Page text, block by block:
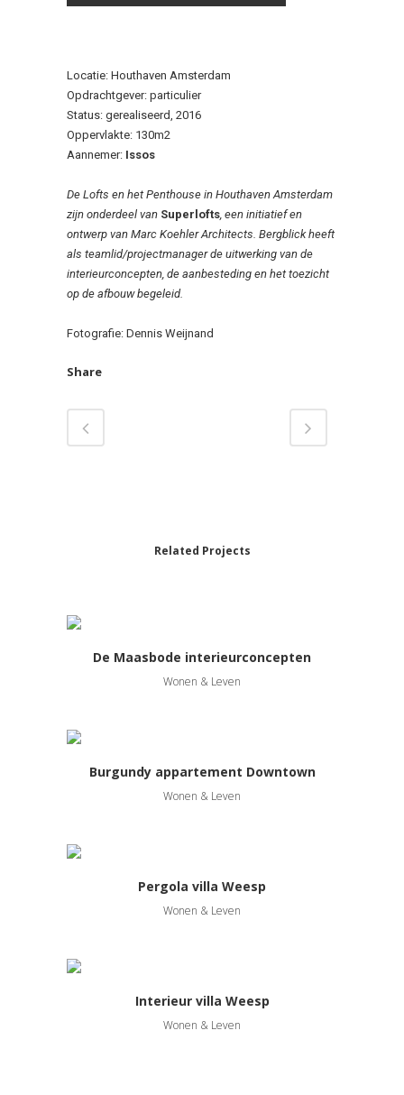
Locatie: Houthaven Amsterdam
Opdrachtgever: particulier
Status: gerealiseerd, 2016
Oppervlakte: 130m2
Aannemer: Issos
De Lofts en het Penthouse in Houthaven Amsterdam
zijn onderdeel van Superlofts, een initiatief en
ontwerp van Marc Koehler Architects. Bergblick heeft
als teamlid/projectmanager de uitwerking van de
interieurconcepten, de aanbesteding en het toezicht
op de afbouw begeleid.
Fotografie: Dennis Weijnand
Share
Related Projects
De Maasbode interieurconcepten
Wonen & Leven
Burgundy appartement Downtown
Wonen & Leven
Pergola villa Weesp
Wonen & Leven
Interieur villa Weesp
Wonen & Leven